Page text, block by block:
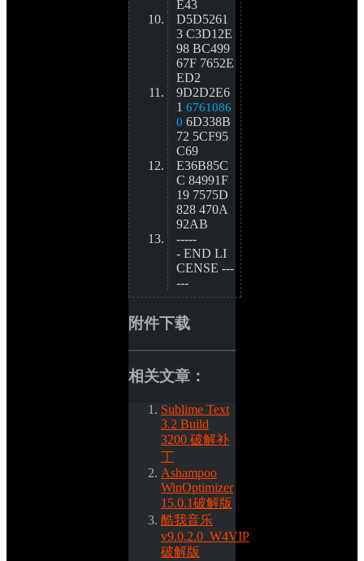
E43
D5D5261
3 C3D12E
98 BC499
67F 7652E
ED2
9D2D2E6
1 6761086
0 6D338B
72 5CF95
C69
E36B85C
C 84991F
19 7575D
828 470A
92AB
-----
- END LI
CENSE ---
---
附件下载
相关文章：
Sublime Text
3.2 Build
3200 破解补
丁
Ashampoo
WinOptimizer
15.0.1破解版
酷我音乐
v9.0.2.0_W4VIP
破解版